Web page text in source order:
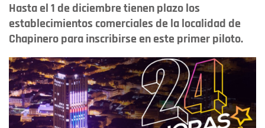
Hasta el 1 de diciembre tienen plazo los
establecimientos comerciales de la localidad de
Chapinero para inscribirse en este primer piloto.